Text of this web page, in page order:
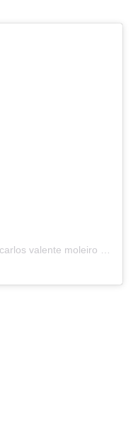
Uma publicação partilhada por jose carlos valente moleiro (@josecarlosvalentemoleiro)